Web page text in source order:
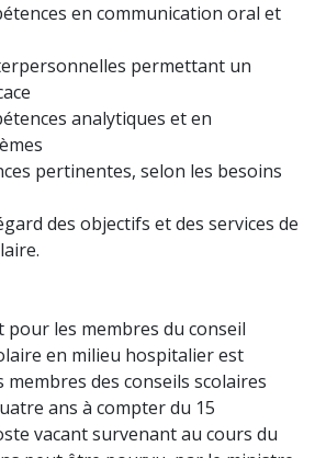
en communication oral et
permettant un
analytiques et en
pertinentes, selon les besoins
des objectifs et des services de
pour les membres du conseil
en milieu hospitalier est
membres des conseils scolaires
ans à compter du 15
vacant survenant au cours du